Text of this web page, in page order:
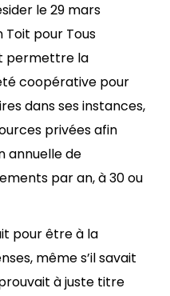
le 29 mars
Toit pour Tous
permettre la
coopérative pour
dans ses instances,
privées afin
annuelle de
par an, à 30 ou
pour être à la
même s’il savait
à juste titre